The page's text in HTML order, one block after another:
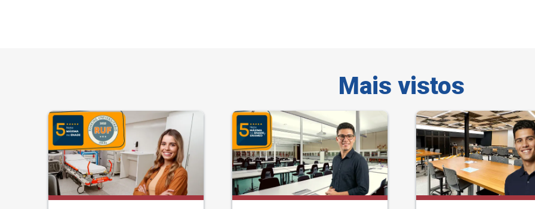
Mais vistos